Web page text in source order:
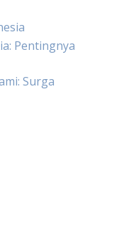
Pentingnya
Surga